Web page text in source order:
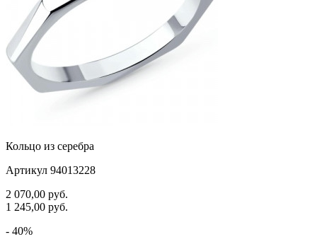
Кольцо из серебра
Артикул 94013228
2 070,00 руб.
1 245,00 руб.
- 40%